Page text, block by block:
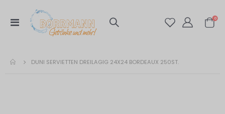
Navigation
umschalten
0
DUNI SERVIETTEN DREILAGIG 24X24 BORDEAUX 250ST.